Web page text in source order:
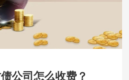
公司怎么收费？